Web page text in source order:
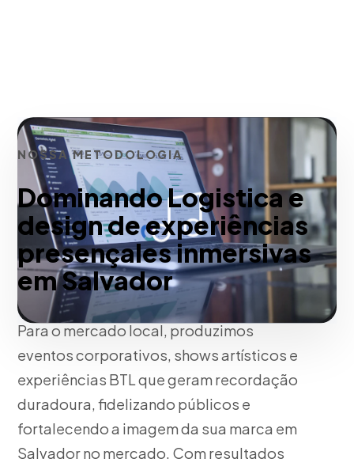
NOSSA METODOLOGIA
Dominando Logistica e
design de experiências
presençales inmersivas
em Salvador
Para o mercado local, produzimos
eventos corporativos, shows artísticos e
experiências BTL que geram recordação
duradoura, fidelizando públicos e
fortalecendo a imagem da sua marca em
Salvador no mercado. Com resultados